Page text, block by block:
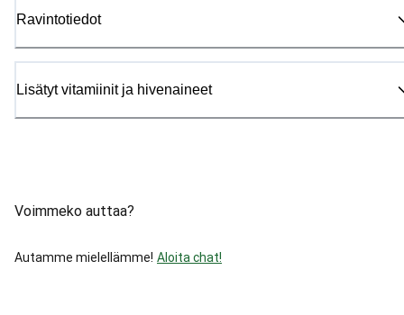
Ravintotiedot
Lisätyt vitamiinit ja hivenaineet
Voimmeko auttaa?
Autamme mielellämme! Aloita chat!